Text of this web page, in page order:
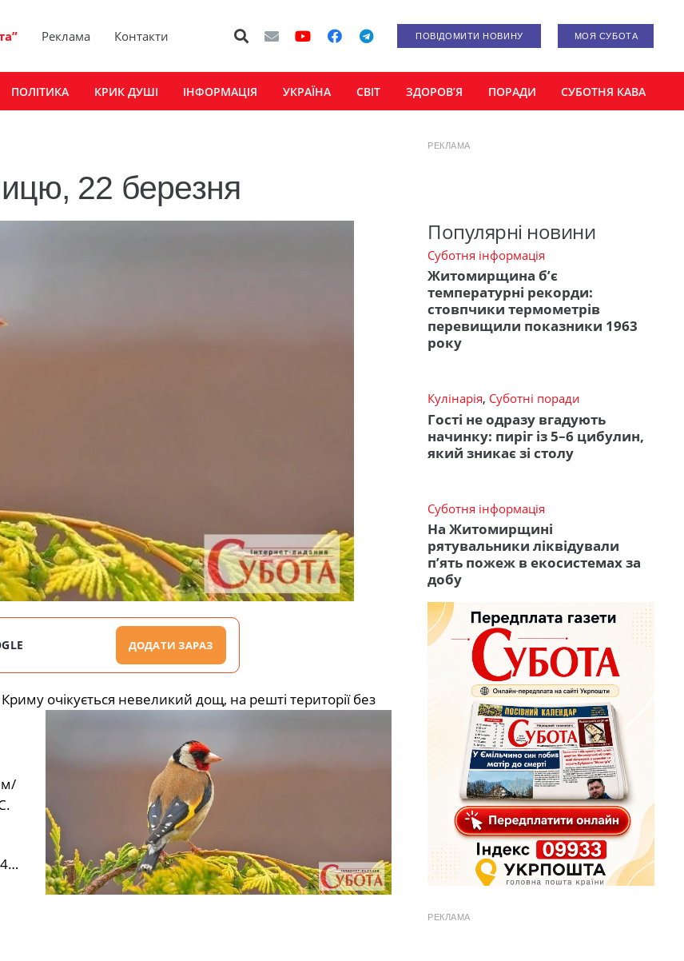
Реклама Контакти ПОВІДОМИТИ НОВИНУ МОЯ СУБОТА
ПОЛІТИКА КРИК ДУШІ ІНФОРМАЦІЯ УКРАЇНА СВІТ ЗДОРОВ’Я ПОРАДИ СУБОТНЯ КАВА
22 березня
ДОДАТИ ЗАРАЗ
очікується невеликий дощ, на решті території без
м/
РЕКЛАМА
Популярні новини
Суботня інформація
Житомирщина б’є
температурні рекорди:
стовпчики термометрів
перевищили показники 1963
року
Кулінарія, Суботні поради
Гості не одразу вгадують
начинку: пиріг із 5–6 цибулин,
який зникає зі столу
Суботня інформація
На Житомирщині
рятувальники ліквідували
п’ять пожеж в екосистемах за
добу
РЕКЛАМА